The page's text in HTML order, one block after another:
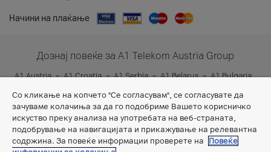
Начини на плаќање
Дознај повеќе за A1 Telekom Austria Group
A1 Austria A1 Croatia A1 Serbia A1 Belarus
A1 Bulgaria
Со кликање на копчето "Се согласувам", се согласувате да
зачуваме колачиња за да го подобриме Вашето корисничко
искуство преку анализа на употребата на веб-страната,
подобрување на навигацијата и прикажување на релевантна
содржина. За повеќе информации проверете на
Повеќе